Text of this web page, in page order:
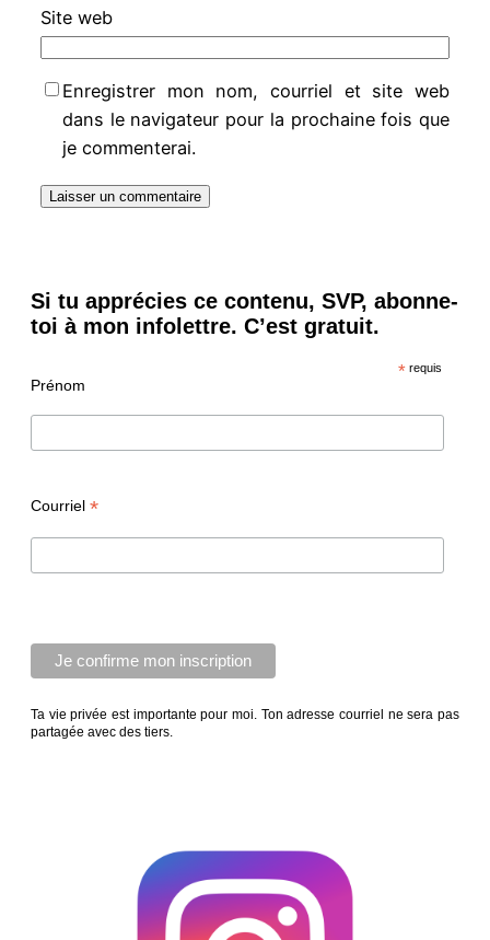
Site web
Enregistrer mon nom, courriel et site web
dans le navigateur pour la prochaine fois que
je commenterai.
Si tu apprécies ce contenu, SVP, abonne-
toi à mon infolettre. C’est gratuit.
* requis
Prénom
Courriel *
Ta vie privée est importante pour moi. Ton adresse courriel ne sera pas
partagée avec des tiers.